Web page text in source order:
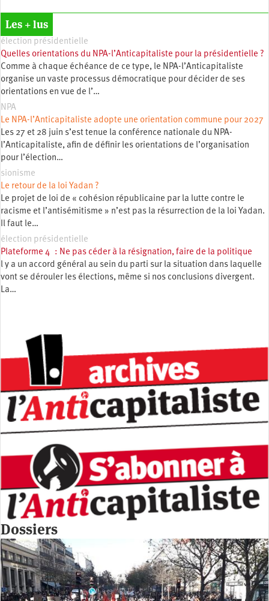
Les + lus
élection présidentielle
Quelles orientations du NPA-l’Anticapitaliste pour la présidentielle ?
Comme à chaque échéance de ce type, le NPA-l’Anticapitaliste
organise un vaste processus démocratique pour décider de ses
orientations en vue de l’…
NPA
Le NPA-l’Anticapitaliste adopte une orientation commune pour 2027
Les 27 et 28 juin s’est tenue la conférence nationale du NPA-
l’Anticapitaliste, afin de définir les orientations de l’organisation
pour l’élection…
sionisme
Le retour de la loi Yadan ?
Le projet de loi de « cohésion républicaine par la lutte contre le
racisme et l’antisémitisme » n’est pas la résurrection de la loi Yadan.
Il faut le…
élection présidentielle
Plateforme 4 : Ne pas céder à la résignation, faire de la politique
l y a un accord général au sein du parti sur la situation dans laquelle
vont se dérouler les élections, même si nos conclusions divergent.
La…
Dossiers